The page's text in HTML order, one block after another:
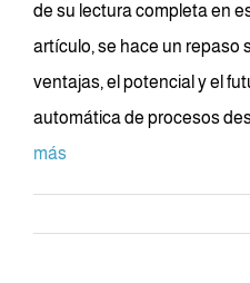
de su lectura completa en
artículo, se hace un repaso
ventajas, el potencial y el
automática de procesos
más